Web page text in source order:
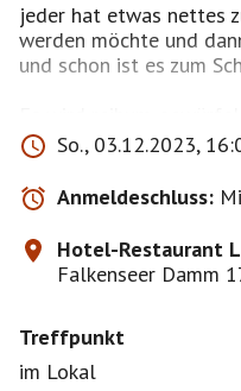
jeder hat etwas nettes
werden möchte und
und schon ist es zum
Es wird reihum
derjenige 1 Geschenk
verschlossen auf den
Es wir solange
sind.
Erst dann dürfen alle
Sollte jemand kein
So., 03.12.2023,
Anmeldeschluss:
Hotel-Restaurant
Falkenseer Damm
Treffpunkt
im Lokal